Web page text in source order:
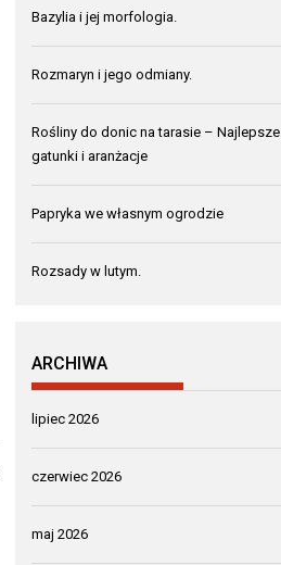
Bazylia i jej morfologia.
Rozmaryn i jego odmiany.
Rośliny do donic na tarasie – Najlepsze
gatunki i aranżacje
Papryka we własnym ogrodzie
Rozsady w lutym.
ARCHIWA
lipiec 2026
czerwiec 2026
maj 2026